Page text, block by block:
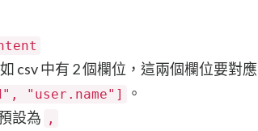
csv 中有 2 個欄位，這兩個欄位要對應
"user.name"]
。
設為
,